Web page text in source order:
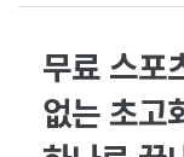
무료 스포
없는 초고